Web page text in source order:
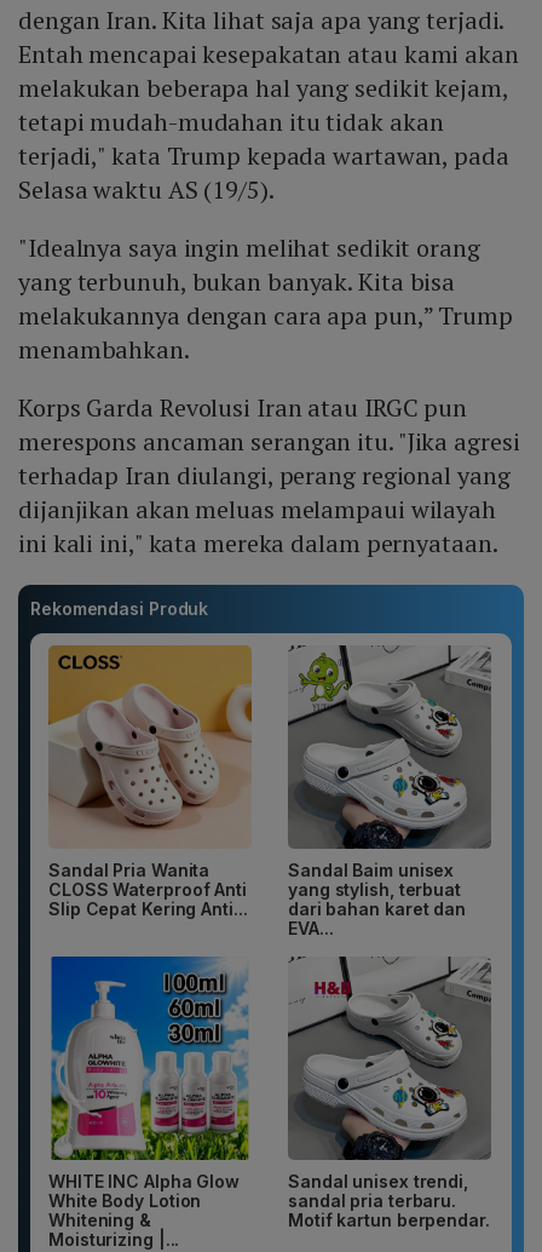
dengan Iran. Kita lihat saja apa yang terjadi.
Entah mencapai kesepakatan atau kami akan
melakukan beberapa hal yang sedikit kejam,
tetapi mudah-mudahan itu tidak akan
terjadi," kata Trump kepada wartawan, pada
Selasa waktu AS (19/5).
"Idealnya saya ingin melihat sedikit orang
yang terbunuh, bukan banyak. Kita bisa
melakukannya dengan cara apa pun,” Trump
menambahkan.
Korps Garda Revolusi Iran atau IRGC pun
merespons ancaman serangan itu. "Jika agresi
terhadap Iran diulangi, perang regional yang
dijanjikan akan meluas melampaui wilayah
ini kali ini," kata mereka dalam pernyataan.
Rekomendasi Produk
Sandal Pria Wanita
CLOSS Waterproof Anti
Slip Cepat Kering Anti...
Sandal Baim unisex
yang stylish, terbuat
dari bahan karet dan
EVA...
WHITE INC Alpha Glow
White Body Lotion
Whitening &
Moisturizing |...
Sandal unisex trendi,
sandal pria terbaru.
Motif kartun berpendar.